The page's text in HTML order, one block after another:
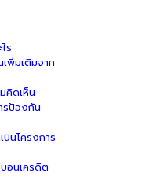
ร
พิ่มเติมจาก
คิดเห็น
รป้องกัน
นินโครงการ
บอนเครดิต